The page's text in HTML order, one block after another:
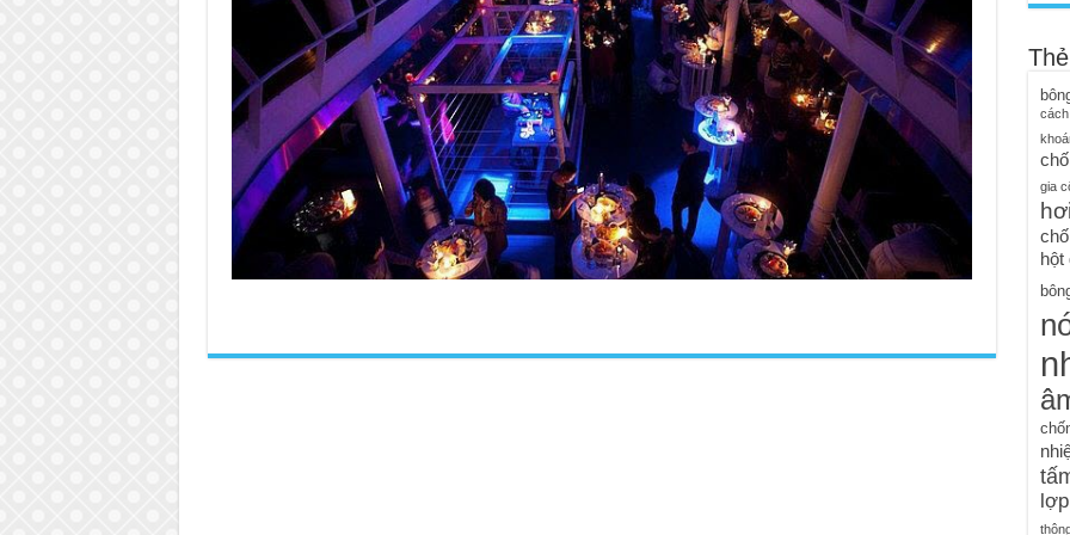
Thẻ
gia
hột